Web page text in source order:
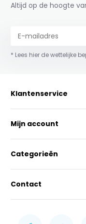
Altijd op de hoogte
* Lees hier de wettelijke
Klantenservice
Mijn account
Categorieën
Contact